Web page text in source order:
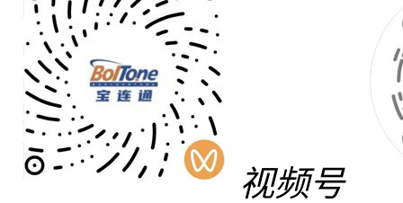
视频号